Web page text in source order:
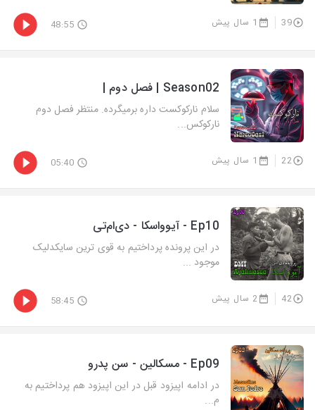
39 1 سال پیش 48:55
Season02 | فصل دوم |
سلام نارکوکست داره برمیگرده. منتظر فصل دوم
نارکوکس...
22 1 سال پیش 05:40
Ep10 - آیوواسکا - دی‌ام‌تی
در این پرونده پرداختیم به قوی ترین سایکدلیک
موجود ...
42 2 سال پیش 58:45
Ep09 - مسکالین - سن پدرو
در ادامه اپیزود قبل در این اپیزود هم پرداختیم به
م...